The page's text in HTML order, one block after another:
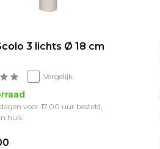
3 lichts Ø 18 cm
Vergelijk
voor 17.00 uur besteld,
huis